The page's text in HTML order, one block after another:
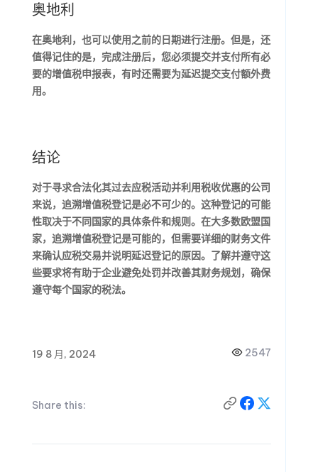
奥地利
在奥地利，也可以使用之前的日期进行注册。但是，还
值得记住的是，完成注册后，您必须提交并支付所有必
要的增值税申报表，有时还需要为延迟提交支付额外费
用。
结论
对于寻求合法化其过去应税活动并利用税收优惠的公司
来说，追溯增值税登记是必不可少的。这种登记的可能
性取决于不同国家的具体条件和规则。在大多数欧盟国
家，追溯增值税登记是可能的，但需要详细的财务文件
来确认应税交易并说明延迟登记的原因。了解并遵守这
些要求将有助于企业避免处罚并改善其财务规划，确保
遵守每个国家的税法。
19 8 月, 2024 2547
Share this: